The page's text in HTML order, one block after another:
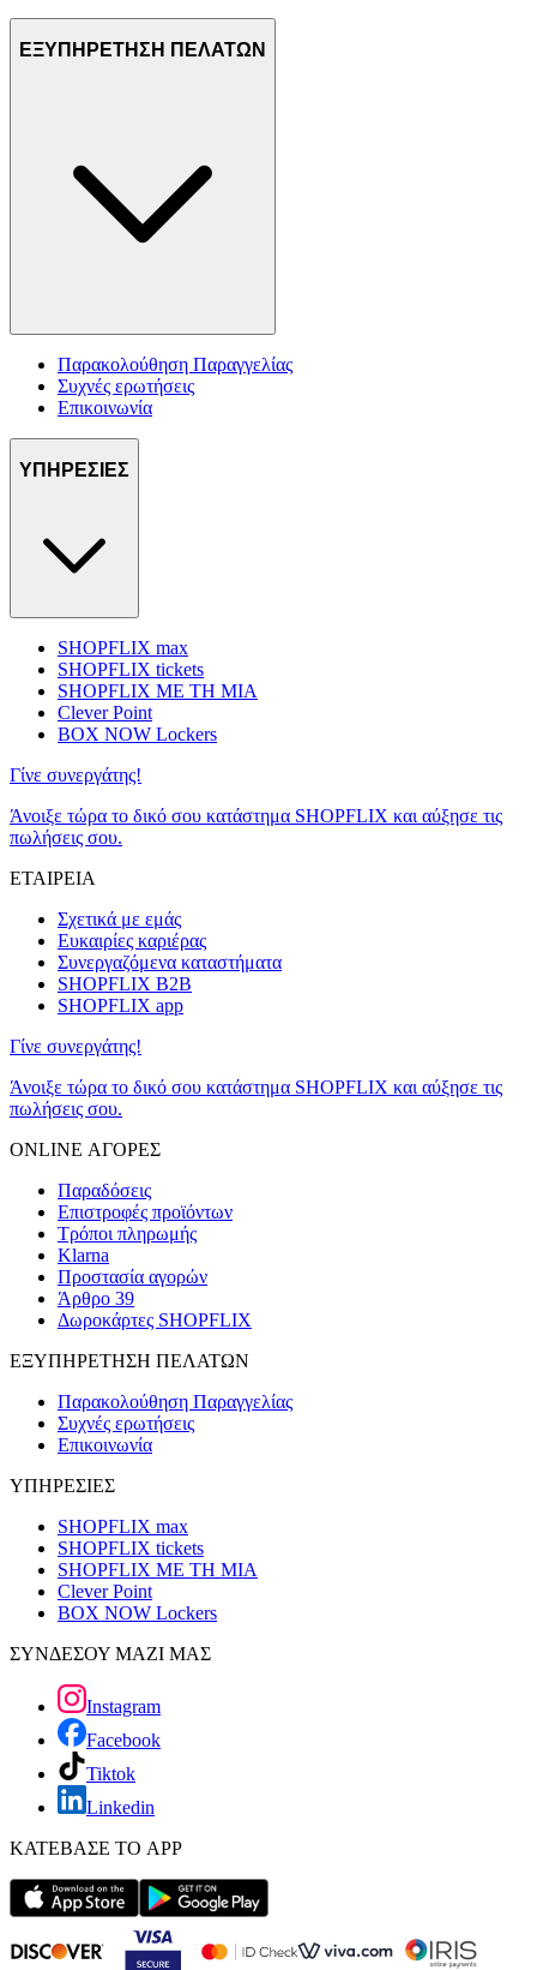
ΕΞΥΠΗΡΕΤΗΣΗ ΠΕΛΑΤΩΝ
Παρακολούθηση Παραγγελίας
Συχνές ερωτήσεις
Επικοινωνία
ΥΠΗΡΕΣΙΕΣ
SHOPFLIX max
SHOPFLIX tickets
SHOPFLIX ΜΕ ΤΗ ΜΙΑ
Clever Point
BOX NOW Lockers
Γίνε συνεργάτης!
Άνοιξε τώρα το δικό σου κατάστημα SHOPFLIX και αύξησε τις
πωλήσεις σου.
ΕΤΑΙΡΕΙΑ
Σχετικά με εμάς
Ευκαιρίες καριέρας
Συνεργαζόμενα καταστήματα
SHOPFLIX B2B
SHOPFLIX app
Γίνε συνεργάτης!
Άνοιξε τώρα το δικό σου κατάστημα SHOPFLIX και αύξησε τις
πωλήσεις σου.
ONLINE ΑΓΟΡΕΣ
Παραδόσεις
Επιστροφές προϊόντων
Τρόποι πληρωμής
Klarna
Προστασία αγορών
Άρθρο 39
Δωροκάρτες SHOPFLIX
ΕΞΥΠΗΡΕΤΗΣΗ ΠΕΛΑΤΩΝ
Παρακολούθηση Παραγγελίας
Συχνές ερωτήσεις
Επικοινωνία
ΥΠΗΡΕΣΙΕΣ
SHOPFLIX max
SHOPFLIX tickets
SHOPFLIX ΜΕ ΤΗ ΜΙΑ
Clever Point
BOX NOW Lockers
ΣΥΝΔΕΣΟΥ ΜΑΖΙ ΜΑΣ
Instagram
Facebook
Tiktok
Linkedin
ΚΑΤΕΒΑΣΕ ΤΟ APP